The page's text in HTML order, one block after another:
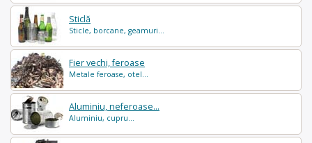
Sticlă
Sticle, borcane, geamuri...
Fier vechi, feroase
Metale feroase, otel...
Aluminiu, neferoase...
Aluminiu, cupru...